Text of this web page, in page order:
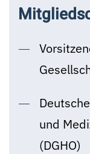
und
(DGHO)